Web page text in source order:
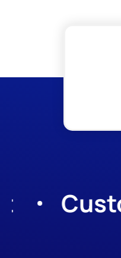
e-